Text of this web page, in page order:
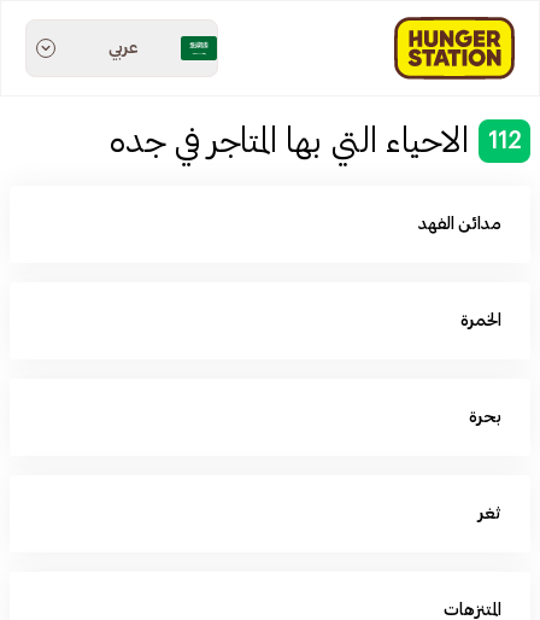
عربي
112 الاحياء التي بها المتاجر في جده
مدائن الفهد
الخمرة
بحرة
ثغر
المتنزهات